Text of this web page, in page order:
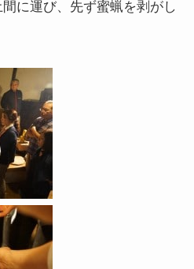
に運び、先ず蜜蝋を剥がし